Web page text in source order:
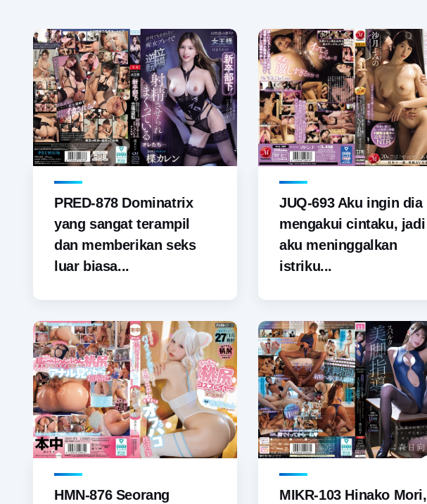
PRED-878 Dominatrix
yang sangat terampil
dan memberikan seks
luar biasa...
JUQ-693 Aku ingin dia
mengakui cintaku, jadi
aku meninggalkan
istriku...
HMN-876 Seorang
MIKR-103 Hinako Mori,